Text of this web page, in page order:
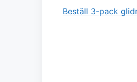
Beställ 3-pack